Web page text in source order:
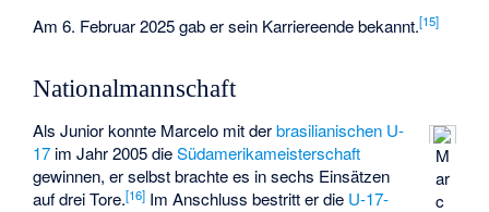
Am 6. Februar 2025 gab er sein Karriereende bekannt.[15]
Nationalmannschaft
M
ar
c
Als Junior konnte Marcelo mit derbrasilianischen U-
17 im Jahr 2005 dieSüdamerikameisterschaft
gewinnen, er selbst brachte es in sechs Einsätzen
auf drei Tore.[16] Im Anschluss bestritt er die U-17-